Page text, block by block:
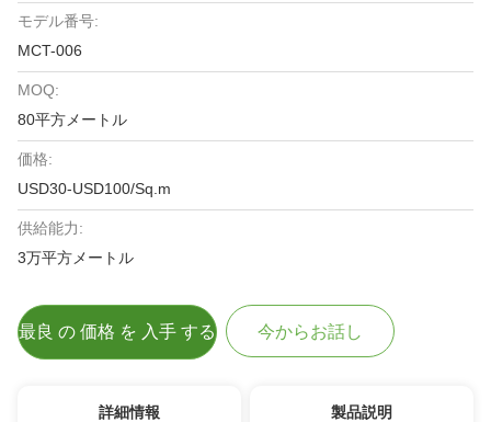
モデル番号:
MCT-006
MOQ:
80平方メートル
価格:
USD30-USD100/Sq.m
供給能力:
3万平方メートル
最良 の 価格 を 入手 する 今からお話し
詳細情報 製品説明